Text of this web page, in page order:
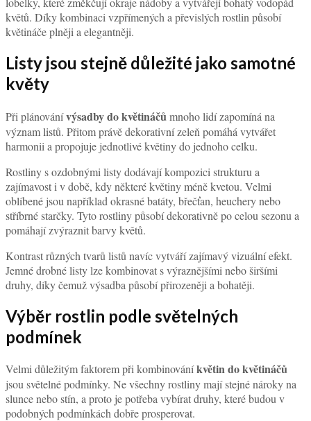
květů. Díky kombinaci vzpřímených a převislých rostlin působí
květináče plněji a elegantněji.
Listy jsou stejně důležité jako samotné
květy
Při plánovánívýsadby do květináčůmnoho lidí zapomíná na
význam listů. Přitom právě dekorativní zeleň pomáhá vytvářet
harmonii a propojuje jednotlivé květiny do jednoho celku.
Rostliny s ozdobnými listy dodávají kompozici strukturu a
zajímavost i v době, kdy některé květiny méně kvetou. Velmi
oblíbené jsou například okrasné batáty, břečťan, heuchery nebo
stříbrné starčky. Tyto rostliny působí dekorativně po celou sezonu a
pomáhají zvýraznit barvy květů.
Kontrast různých tvarů listů navíc vytváří zajímavý vizuální efekt.
Jemné drobné listy lze kombinovat s výraznějšími nebo širšími
druhy, díky čemuž výsadba působí přirozeněji a bohatěji.
Výběr rostlin podle světelných
podmínek
Velmi důležitým faktorem při kombinováníkvětin do květináčů
jsou světelné podmínky. Ne všechny rostliny mají stejné nároky na
slunce nebo stín, a proto je potřeba vybírat druhy, které budou v
podobných podmínkách dobře prosperovat.